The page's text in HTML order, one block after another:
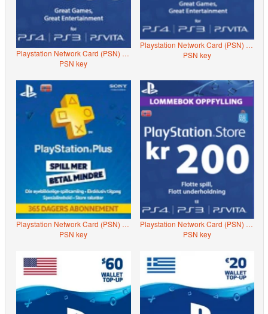
Playstation Network Card (PSN) 400 DKK (Denmark)
PSN key
Playstation Network Card (PSN) 200 DKK (Denmark)
PSN key
Playstation Network Card (PSN) 365 days (Norway)
PSN key
Playstation Network Card (PSN) 200 NOK (Norway)
PSN key